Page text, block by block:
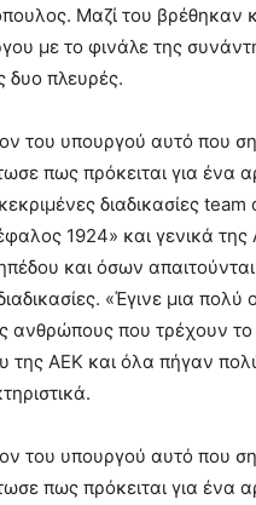
Μαζί του βρέθηκαν
με το φινάλε της
δυο πλευρές.
του υπουργού αυτό που
πως πρόκειται για ένα
διαδικασίες
1924» και γενικά της
και όσων
«Έγινε μια πολύ
ανθρώπους που τρέχουν το
της ΑΕΚ και όλα πήγαν
του υπουργού αυτό που
πως πρόκειται για ένα